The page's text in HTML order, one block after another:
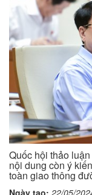
Quốc hội thảo
nội dung còn ý
toàn giao thông